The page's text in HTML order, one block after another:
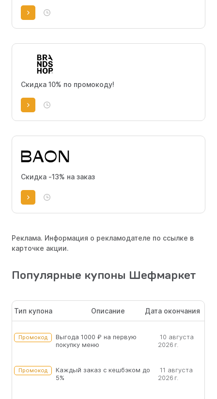
Скидка 10% по промокоду!
Скидка -13% на заказ
Реклама. Информация о рекламодателе по ссылке в
карточке акции.
Популярные купоны Шефмаркет
Тип купона Описание Дата окончания
Промокод
Выгода 1000 ₽ на первую
покупку меню
10 августа
2026 г.
Промокод
Каждый заказ с кешбэком до
5%
11 августа
2026 г.